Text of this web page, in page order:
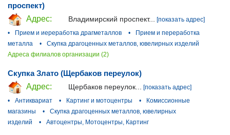
проспект)
Адрес:
Владимирский проспект...
[показать адрес]
•
Прием и иереработка драгметаллов •
Прием и переработка
металла
•
Скупка драгоценных металлов, ювелирных изделий
Адреса филиалов организации (2)
Скупка Злато (Щербаков переулок)
Адрес:
Щербаков переулок...
[показать адрес]
•
Антиквариат • Картинг и мотоцентры •
Комиссионные
магазины
•
Скупка драгоценных металлов, ювелирных
изделий
• Автоцентры, Мотоцентры, Картинг